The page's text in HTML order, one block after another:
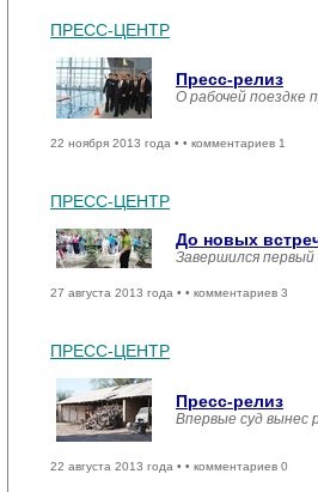
ПРЕСС-ЦЕНТР
Пресс-релиз
О рабочей поездке
22 ноября 2013 года • • комментариев 1
ПРЕСС-ЦЕНТР
До новых
Завершился
27 августа 2013 года • • комментариев 3
ПРЕСС-ЦЕНТР
Пресс-релиз
Впервые суд вынес
22 августа 2013 года • • комментариев 0